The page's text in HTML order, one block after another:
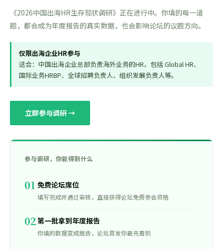
《2026中国出海HR生存现状调研》正在进行中。你填的每一道
题，都会成为年度报告的真实数据，也会影响论坛的议题方向。
仅限出海企业HR参与
适合：中国出海企业总部负责海外业务的HR，包括 Global HR、
国际业务HRBP、全球招聘负责人、组织发展负责人等。
立即参与调研 →
参与调研，你能得到什么
01 免费论坛席位
填写完成并通过审核，直接获得论坛免费参会资格
02第一批拿到年度报告
你填的数据变成报告，论坛首发你最先看到